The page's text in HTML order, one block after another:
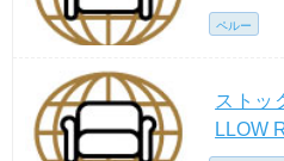
ペルー
ストッ
LLOW